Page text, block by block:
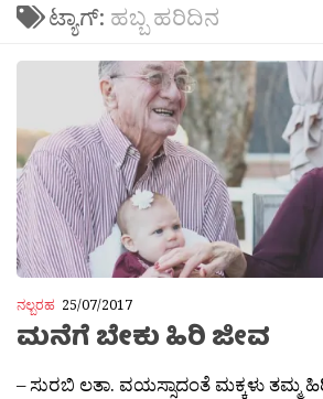
ಟ್ಯಾಗ್: ಹಬ್ಬ ಹರಿದಿನ
ನಲ್ಬರಹ 25/07/2017
ಮನೆಗೆ ಬೇಕು ಹಿರಿ ಜೀವ
– ಸುರಬಿ ಲತಾ. ವಯಸ್ಸಾದಂತೆ ಮಕ್ಕಳು ತಮ್ಮ